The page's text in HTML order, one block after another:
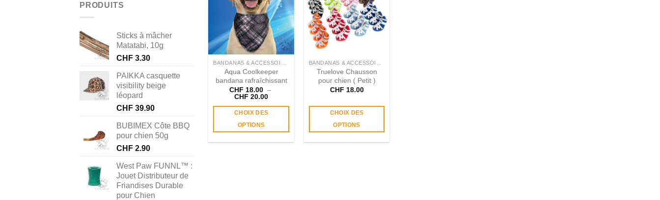
PRODUITS
Sticks à mâcher
Matatabi, 10g
CHF 3.30
PAIKKA casquette
visibility beige
léopard
CHF 39.90
BUBIMEX Côte BBQ
pour chien 50g
CHF 2.90
West Paw FUNNL™ :
Jouet Distributeur de
Friandises Durable
pour Chien
Aqua Coolkeeper
bandana rafraîchissant
CHF 18.00 –
CHF 20.00Plage
prix :
CHF 18.00
CHF 20.00
CHOIX DES
OPTIONS
Truelove Chausson
pour chien ( Petit )
CHF 18.00
CHOIX DES
OPTIONS